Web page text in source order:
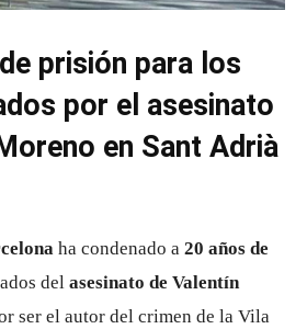
prisión para los
por el asesinato
en Sant Adrià
ha condenado a 20 años de
del asesinato de Valentín
ser el autor del crimen de la Vila